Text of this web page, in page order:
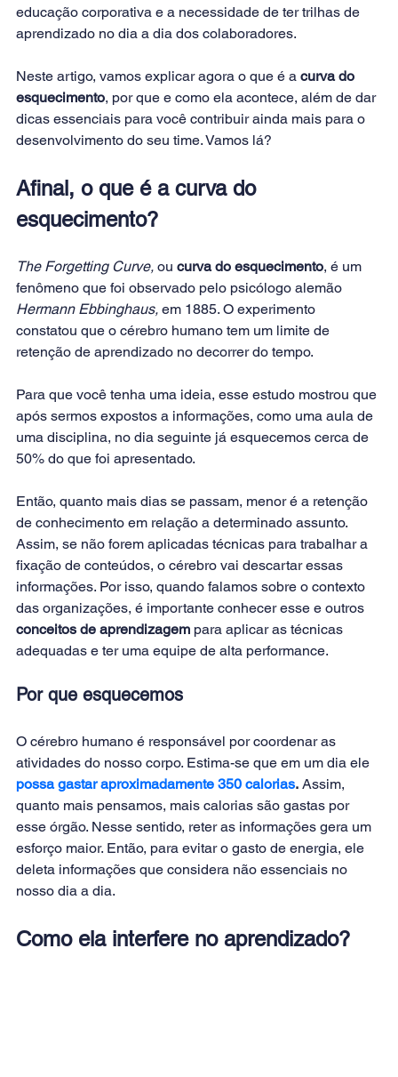
educação corporativa e a necessidade de ter trilhas de
aprendizado no dia a dia dos colaboradores.
Neste artigo, vamos explicar agora o que é a curva do
esquecimento, por que e como ela acontece, além de dar
dicas essenciais para você contribuir ainda mais para o
desenvolvimento do seu time. Vamos lá?
Afinal, o que é a curva do
esquecimento?
The Forgetting Curve, ou curva do esquecimento, é um
fenômeno que foi observado pelo psicólogo alemão
Hermann Ebbinghaus, em 1885. O experimento
constatou que o cérebro humano tem um limite de
retenção de aprendizado no decorrer do tempo.
Para que você tenha uma ideia, esse estudo mostrou que
após sermos expostos a informações, como uma aula de
uma disciplina, no dia seguinte já esquecemos cerca de
50% do que foi apresentado.
Então, quanto mais dias se passam, menor é a retenção
de conhecimento em relação a determinado assunto.
Assim, se não forem aplicadas técnicas para trabalhar a
fixação de conteúdos, o cérebro vai descartar essas
informações. Por isso, quando falamos sobre o contexto
das organizações, é importante conhecer esse e outros
conceitos de aprendizagem para aplicar as técnicas
adequadas e ter uma equipe de alta performance.
Por que esquecemos
O cérebro humano é responsável por coordenar as
atividades do nosso corpo. Estima-se que em um dia ele
possa gastar aproximadamente 350 calorias. Assim,
quanto mais pensamos, mais calorias são gastas por
esse órgão. Nesse sentido, reter as informações gera um
esforço maior. Então, para evitar o gasto de energia, ele
deleta informações que considera não essenciais no
nosso dia a dia.
Como ela interfere no aprendizado?